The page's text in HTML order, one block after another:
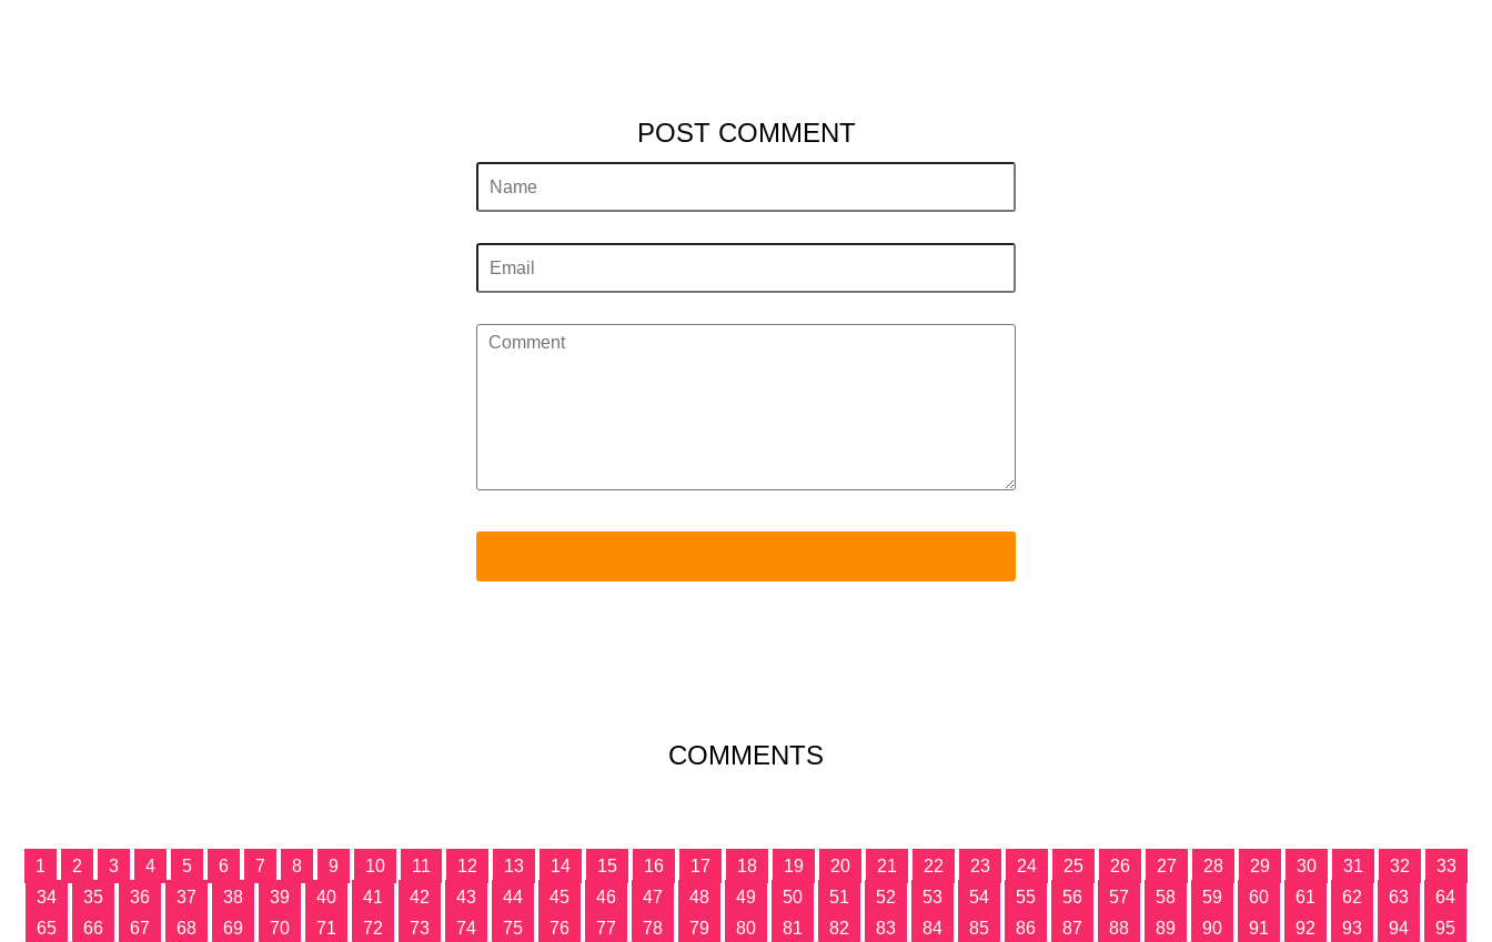
POST COMMENT
COMMENTS
1 2 3 4 5 6 7 8 9 10 11 12 13 14 15 16 17 18 19 20 21 22 23 24 25 26 27 28 29 30 31 32
33
34
35 36 37 38 39 40 41 42 43 44 45 46 47 48 49 50 51 52 53 54 55 56 57 58 59 60 61 62 63
64
65
66 67 68 69 70 71 72 73 74 75 76 77 78 79 80 81 82 83 84 85 86 87 88 89 90 91 92 93 94
95